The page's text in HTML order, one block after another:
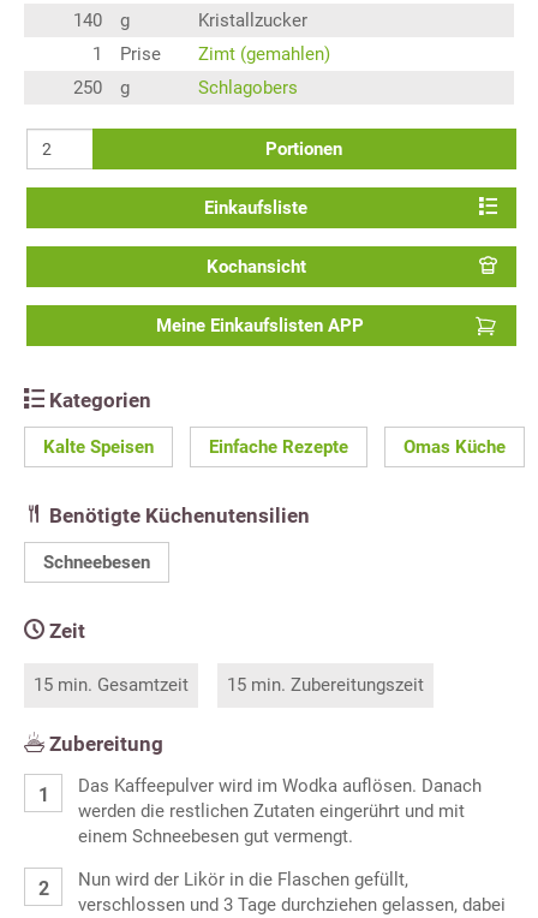
140
g
Kristallzucker
1
Prise
Zimt (gemahlen)
250
g Schlagobers
Portionen
Einkaufsliste
Kochansicht
Meine Einkaufslisten APP
Kategorien
Kalte Speisen Einfache Rezepte Omas Küche
Benötigte Küchenutensilien
Schneebesen
Zeit
15 min. Gesamtzeit 15 min. Zubereitungszeit
Zubereitung
Das Kaffeepulver wird im Wodka auflösen. Danach
werden die restlichen Zutaten eingerührt und mit
einem Schneebesen gut vermengt.
Nun wird der Likör in die Flaschen gefüllt,
verschlossen und 3 Tage durchziehen gelassen, dabei